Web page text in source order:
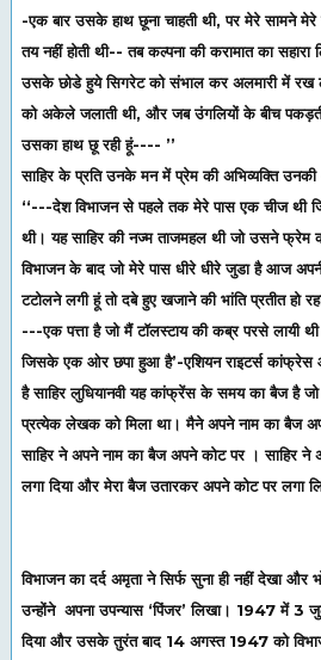
-एक बार उसके हाथ छूना चाहती थी, पर मेरे सामने मेरे
तय नहीं होती थी-- तब कल्पना की करामात का
उसके छोडे हुये सिगरेट को संभाल कर अलमारी में
को अकेले जलाती थी, और जब उंगलियों के बीच
उसका हाथ छू रही हूं---- ’’
साहिर के प्रति उनके मन में प्रेम की अभिव्यक्ति
‘‘---देश विभाजन से पहले तक मेरे पास एक चीज थी
थी। यह साहिर की नज्म ताजमहल थी जो उसने
विभाजन के बाद जो मेरे पास धीरे धीरे जुडा है आज
टटोलने लगी हूं तो दबे हुए खजाने की भांति प्रतीत हो
---एक पत्ता है जो मैं टॉलस्टाय की कब्र परसे लायी
जिसके एक ओर छपा हुआ है’-एशियन राइटर्स
है साहिर लुधियानवी यह कांफ्रेंस के समय का बैज है
प्रत्येक लेखक को मिला था। मैने अपने नाम का बैज
साहिर ने अपने नाम का बैज अपने कोट पर । साहिर ने
लगा दिया और मेरा बैज उतारकर अपने कोट पर लगा
विभाजन का दर्द अमृता ने सिर्फ सुना ही नहीं देखा और
उन्होंने अपना उपन्यास ‘पिंजर’ लिखा। 1947 में 3
दिया और उसके तुरंत बाद 14 अगस्त 1947 को